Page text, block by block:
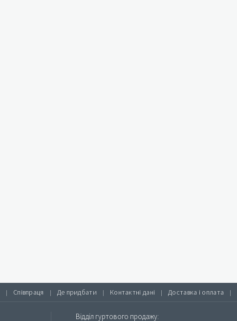
| Співпраця | Де придбати | Контактні дані | Доставка і оплата |
Відділ гуртового продажу: